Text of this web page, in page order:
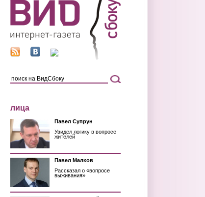
лица
Павел Супрун
Увидел логику в вопросе
жителей
Павел Малков
Рассказал о «вопросе
выживания»